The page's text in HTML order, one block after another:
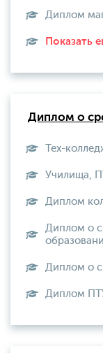
Диплом
Показать
Диплом о
Тех-
Училища,
Диплом
Диплом о
Диплом о
Диплом